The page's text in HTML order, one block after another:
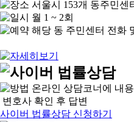
서울시 153개 동주민센
월 1 ~ 2회
해당 동 주민센터 전화
온라인 상담코너에 내
변호사 확인 후 답변
사이버 법률상담 신청하기